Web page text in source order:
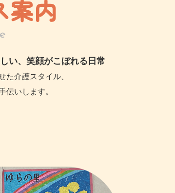
案内
い、笑顔がこぼれる日常
た介護スタイル、
伝いします。